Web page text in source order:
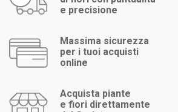
e precisione
Massima sicurezza
per i tuoi acquisti
online
Acquista piante
e fiori direttamente